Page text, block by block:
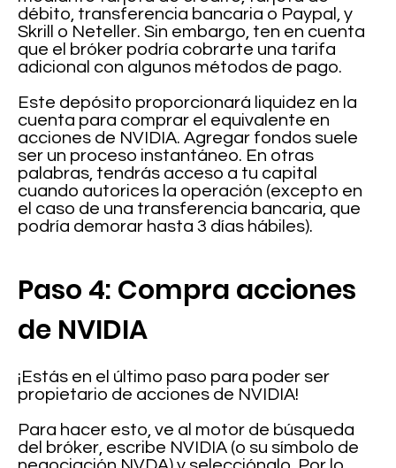
débito, transferencia bancaria o Paypal, y
Skrill o Neteller. Sin embargo, ten en cuenta
que el bróker podría cobrarte una tarifa
adicional con algunos métodos de pago.
Este depósito proporcionará liquidez en la
cuenta para comprar el equivalente en
acciones de NVIDIA. Agregar fondos suele
ser un proceso instantáneo. En otras
palabras, tendrás acceso a tu capital
cuando autorices la operación (excepto en
el caso de una transferencia bancaria, que
podría demorar hasta 3 días hábiles).
Paso 4: Compra acciones
de NVIDIA
¡Estás en el último paso para poder ser
propietario de acciones de NVIDIA!
Para hacer esto, ve al motor de búsqueda
del bróker, escribe NVIDIA (o su símbolo de